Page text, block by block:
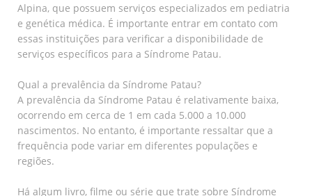
Alpina, que possuem serviços especializados em pediatria
e genética médica. É importante entrar em contato com
essas instituições para verificar a disponibilidade de
serviços específicos para a Síndrome Patau.
Qual a prevalência da Síndrome Patau?
A prevalência da Síndrome Patau é relativamente baixa,
ocorrendo em cerca de 1 em cada 5.000 a 10.000
nascimentos. No entanto, é importante ressaltar que a
frequência pode variar em diferentes populações e
regiões.
Há algum livro, filme ou série que trate sobre Síndrome